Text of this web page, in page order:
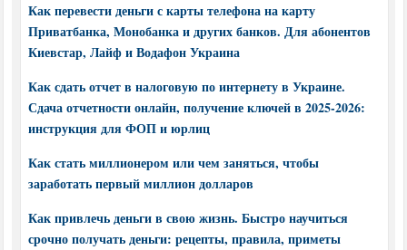
Как перевести деньги с карты телефона на карту
Приватбанка, Монобанка и других банков. Для абонентов
Киевстар, Лайф и Водафон Украина
Как сдать отчет в налоговую по интернету в Украине.
Сдача отчетности онлайн, получение ключей в 2025-2026:
инструкция для ФОП и юрлиц
Как стать миллионером или чем заняться, чтобы
заработать первый миллион долларов
Как привлечь деньги в свою жизнь. Быстро научиться
срочно получать деньги: рецепты, правила, приметы